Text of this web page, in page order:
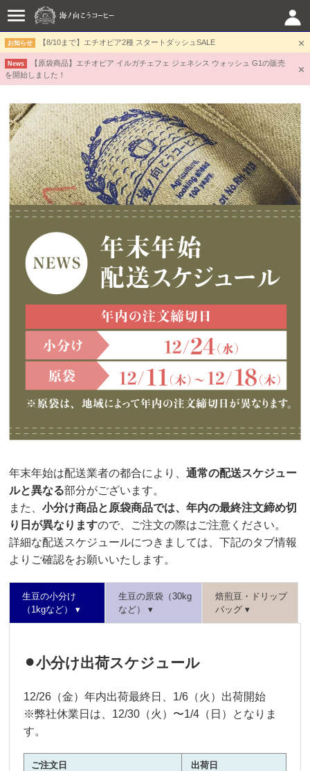
お知らせ 【8/10まで】エチオピア2種 スタートダッシュSALE
News
【原袋商品】エチオピア イルガチェフェ ジェネシス ウォッシュ G1の販売
を開始しました！
年末年始は配送業者の都合により、 通常の配送スケジュー
ルと異なる部分がございます。
また、 小分け商品と原袋商品では、年内の最終注文締め切
り日が異なりますので、ご注文の際はご注意ください。
詳細な配送スケジュールにつきましては、下記のタブ情報
よりご確認をお願いいたします。
生豆の小分け
（1kgなど） ▾
生豆の原袋（30kg
など） ▾
焙煎豆・ドリップ
バッグ ▾
⚫︎小分け出荷スケジュール
12/26（金）年内出荷最終日、1/6（火）出荷開始
※弊社休業日は、12/30（火）〜1/4（日）となりま
す。
ご注文日 出荷日